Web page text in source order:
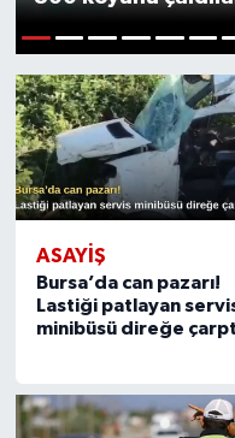
ASAYIŞ
Bursa’da can pazarı!
Lastiği patlayan
minibüsü direğe
Sağlık
Siyaset
Spor
Türkiye